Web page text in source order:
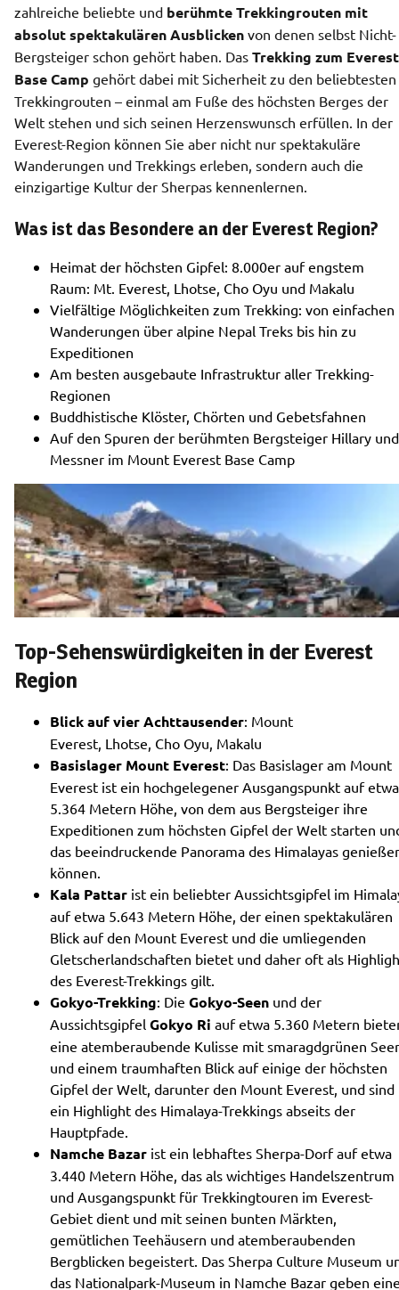
zahlreiche beliebte und berühmte Trekkingrouten mit
absolut spektakulären Ausblicken von denen selbst Nicht-
Bergsteiger schon gehört haben. Das Trekking zum Everest
Base Camp gehört dabei mit Sicherheit zu den beliebtesten
Trekkingrouten – einmal am Fuße des höchsten Berges der
Welt stehen und sich seinen Herzenswunsch erfüllen. In der
Everest-Region können Sie aber nicht nur spektakuläre
Wanderungen und Trekkings erleben, sondern auch die
einzigartige Kultur der Sherpas kennenlernen.
Was ist das Besondere an der Everest Region?
Heimat der höchsten Gipfel: 8.000er auf engstem
Raum: Mt. Everest, Lhotse, Cho Oyu und Makalu
Vielfältige Möglichkeiten zum Trekking: von einfachen
Wanderungen über alpine Nepal Treks bis hin zu
Expeditionen
Am besten ausgebaute Infrastruktur aller Trekking-
Regionen
Buddhistische Klöster, Chörten und Gebetsfahnen
Auf den Spuren der berühmten Bergsteiger Hillary und
Messner im Mount Everest Base Camp
Top-Sehenswürdigkeiten in der Everest
Region
Blick auf vier Achttausender: Mount
Everest, Lhotse, Cho Oyu, Makalu
Basislager Mount Everest: Das Basislager am Mount
Everest ist ein hochgelegener Ausgangspunkt auf etwa
5.364 Metern Höhe, von dem aus Bergsteiger ihre
Expeditionen zum höchsten Gipfel der Welt starten
das beeindruckende Panorama des Himalayas
können.
Kala Pattar ist ein beliebter Aussichtsgipfel im
auf etwa 5.643 Metern Höhe, der einen spektakulären
Blick auf den Mount Everest und die umliegenden
Gletscherlandschaften bietet und daher oft als
des Everest-Trekkings gilt.
Gokyo-Trekking: Die Gokyo-Seen und der
Aussichtsgipfel Gokyo Ri auf etwa 5.360 Metern
eine atemberaubende Kulisse mit smaragdgrünen
und einem traumhaften Blick auf einige der höchsten
Gipfel der Welt, darunter den Mount Everest, und sind
ein Highlight des Himalaya-Trekkings abseits der
Hauptpfade.
Namche Bazar ist ein lebhaftes Sherpa-Dorf auf etwa
3.440 Metern Höhe, das als wichtiges Handelszentrum
und Ausgangspunkt für Trekkingtouren im Everest-
Gebiet dient und mit seinen bunten Märkten,
gemütlichen Teehäusern und atemberaubenden
Bergblicken begeistert. Das Sherpa Culture Museum
das Nationalpark-Museum in Namche Bazar geben